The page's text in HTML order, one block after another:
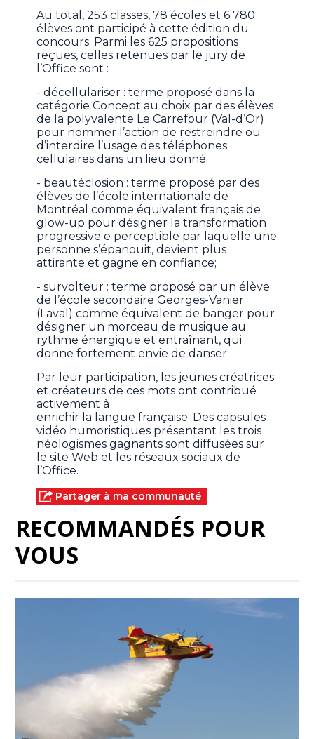
Au total, 253 classes, 78 écoles et 6 780
élèves ont participé à cette édition du
concours. Parmi les 625 propositions
reçues, celles retenues par le jury de
l’Office sont :
- décellulariser : terme proposé dans la
catégorie Concept au choix par des élèves
de la polyvalente Le Carrefour (Val-d’Or)
pour nommer l’action de restreindre ou
d’interdire l’usage des téléphones
cellulaires dans un lieu donné;
- beautéclosion : terme proposé par des
élèves de l’école internationale de
Montréal comme équivalent français de
glow-up pour désigner la transformation
progressive e perceptible par laquelle une
personne s’épanouit, devient plus
attirante et gagne en confiance;
- survolteur : terme proposé par un élève
de l’école secondaire Georges-Vanier
(Laval) comme équivalent de banger pour
désigner un morceau de musique au
rythme énergique et entraînant, qui
donne fortement envie de danser.
Par leur participation, les jeunes créatrices
et créateurs de ces mots ont contribué
activement à
enrichir la langue française. Des capsules
vidéo humoristiques présentant les trois
néologismes gagnants sont diffusées sur
le site Web et les réseaux sociaux de
l’Office.
Partager à ma communauté
RECOMMANDÉS POUR
VOUS